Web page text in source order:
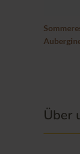
Über